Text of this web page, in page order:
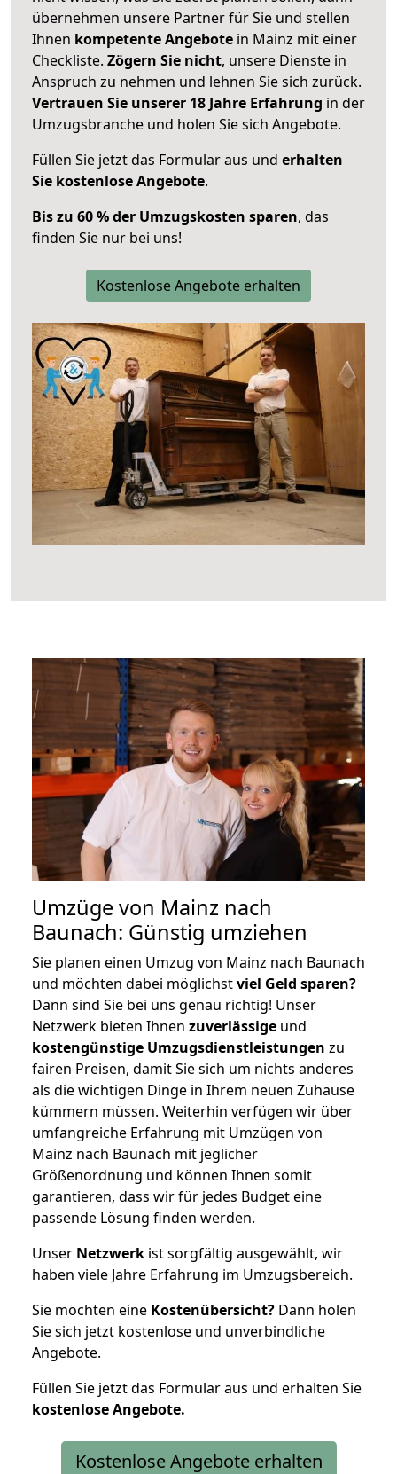
übernehmen unsere Partner für Sie und stellen
Ihnen kompetente Angebote in Mainz mit einer
Checkliste. Zögern Sie nicht, unsere Dienste in
Anspruch zu nehmen und lehnen Sie sich zurück.
Vertrauen Sie unserer 18 Jahre Erfahrung in der
Umzugsbranche und holen Sie sich Angebote.
Füllen Sie jetzt das Formular aus und erhalten
Sie kostenlose Angebote.
Bis zu 60 % der Umzugskosten sparen, das
finden Sie nur bei uns!
Kostenlose Angebote erhalten
Umzüge von Mainz nach
Baunach: Günstig umziehen
Sie planen einen Umzug von Mainz nach Baunach
und möchten dabei möglichstviel Geld sparen?
Dann sind Sie bei uns genau richtig! Unser
Netzwerk bieten Ihnen zuverlässige und
kostengünstige Umzugsdienstleistungen zu
fairen Preisen, damit Sie sich um nichts anderes
als die wichtigen Dinge in Ihrem neuen Zuhause
kümmern müssen. Weiterhin verfügen wir über
umfangreiche Erfahrung mit Umzügen von
Mainz nach Baunach mit jeglicher
Größenordnung und können Ihnen somit
garantieren, dass wir für jedes Budget eine
passende Lösung finden werden.
Unser Netzwerk ist sorgfältig ausgewählt, wir
haben viele Jahre Erfahrung im Umzugsbereich.
Sie möchten eine Kostenübersicht? Dann holen
Sie sich jetzt kostenlose und unverbindliche
Angebote.
Füllen Sie jetzt das Formular aus und erhalten Sie
kostenloseAngebote.
Kostenlose Angebote erhalten